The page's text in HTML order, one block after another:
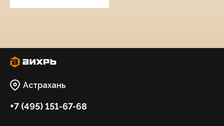
Астрахань
+7 (495) 151-67-68